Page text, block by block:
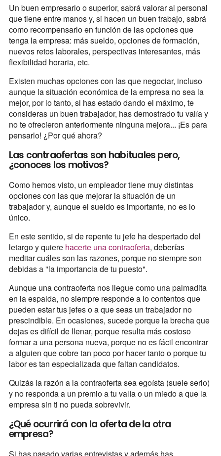
Un buen empresario o superior, sabrá valorar al personal
que tiene entre manos y, si hacen un buen trabajo, sabrá
como recompensarlo en función de las opciones que
tenga la empresa: más sueldo, opciones de formación,
nuevos retos laborales, perspectivas interesantes, más
flexibilidad horaria, etc.
Existen muchas opciones con las que negociar, incluso
aunque la situación económica de la empresa no sea la
mejor, por lo tanto, si has estado dando el máximo, te
consideras un buen trabajador, has demostrado tu valía y
no te ofrecieron anteriormente ninguna mejora... ¡Es para
pensarlo! ¿Por qué ahora?
Las contraofertas son habituales pero,
¿conoces los motivos?
Como hemos visto, un empleador tiene muy distintas
opciones con las que mejorar la situación de un
trabajador y, aunque el sueldo es importante, no es lo
único.
En este sentido, si de repente tu jefe ha despertado del
letargo y quiere hacerte una contraoferta, deberías
meditar cuáles son las razones, porque no siempre son
debidas a "la importancia de tu puesto".
Aunque una contraoferta nos llegue como una palmadita
en la espalda, no siempre responde a lo contentos que
pueden estar tus jefes o a que seas un trabajador no
prescindible. En ocasiones, sucede porque la brecha que
dejas es difícil de llenar, porque resulta más costoso
formar a una persona nueva, porque no es fácil encontrar
a alguien que cobre tan poco por hacer tanto o porque tu
labor es tan especializada que faltan candidatos.
Quizás la razón a la contraoferta sea egoísta (suele serlo)
y no responda a un premio a tu valía o un miedo a que la
empresa sin ti no pueda sobrevivir.
¿Qué ocurrirá con la oferta de la otra
empresa?
Si has pasado varias entrevistas y además has